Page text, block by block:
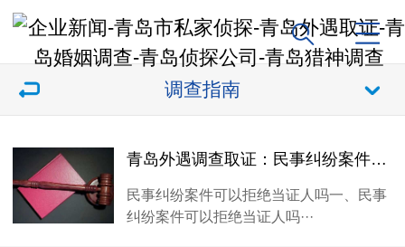
调查指南
青岛外遇调查取证：民事纠纷案件可以拒绝当证人吗
民事纠纷案件可以拒绝当证人吗一、民事
纠纷案件可以拒绝当证人吗···